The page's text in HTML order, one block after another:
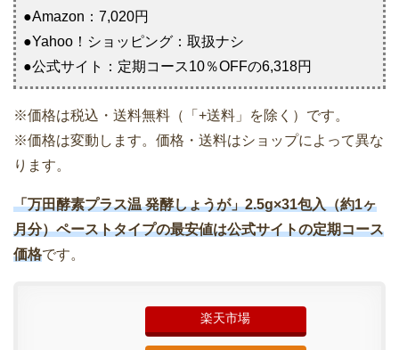
●Amazon：7,020円
●Yahoo！ショッピング：取扱ナシ
●公式サイト：定期コース10％OFFの6,318円
※価格は税込・送料無料（「+送料」を除く）です。
※価格は変動します。価格・送料はショップによって異な
ります。
「万田酵素プラス温 発酵しょうが」2.5g×31包入（約1ヶ
月分）ペーストタイプの最安値は公式サイトの定期コース
価格です。
楽天市場